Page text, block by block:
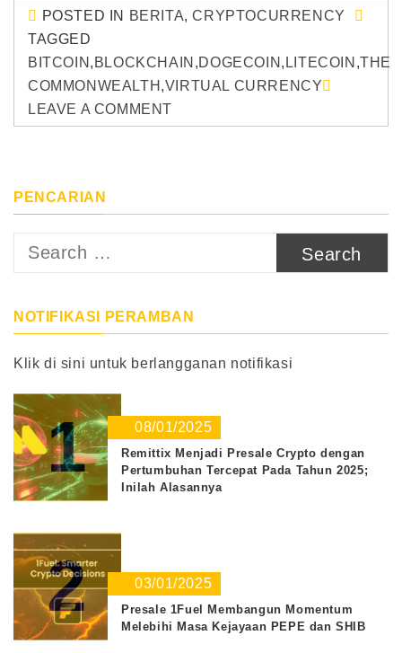
POSTED IN BERITA,CRYPTOCURRENCY
TAGGED
BITCOIN , BLOCKCHAIN ,DOGECOIN , LITECOIN ,THE
COMMONWEALTH ,VIRTUAL CURRENCY
LEAVE A COMMENT
PENCARIAN
Search
NOTIFIKASI PERAMBAN
Klik di sini untuk berlangganan notifikasi
1 08/01/2025
Remittix Menjadi Presale Crypto dengan
Pertumbuhan Tercepat Pada Tahun 2025;
Inilah Alasannya
2 03/01/2025
Presale 1Fuel Membangun Momentum
Melebihi Masa Kejayaan PEPE dan SHIB